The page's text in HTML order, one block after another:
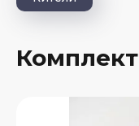
Комплект